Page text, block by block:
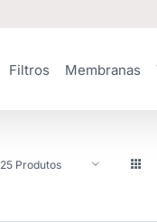
Filtros Membranas
25 Produtos